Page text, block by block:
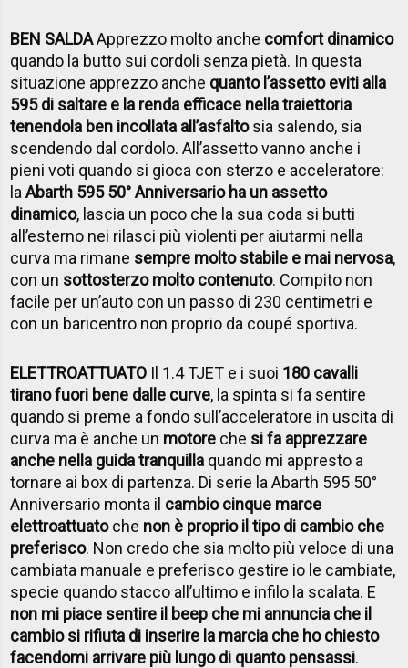
BEN SALDAApprezzo molto anche comfort dinamico
quando la butto sui cordoli senza pietà. In questa
situazione apprezzo anche quanto l’assetto eviti alla
595 di saltare e la renda efficace nella traiettoria
tenendola ben incollata all’asfaltosia salendo, sia
scendendo dal cordolo. All’assetto vanno anche i
pieni voti quando si gioca con sterzo e acceleratore:
laAbarth 595 50° Anniversario ha un assetto
dinamico, lascia un poco che la sua coda si butti
all’esterno nei rilasci più violenti per aiutarmi nella
curva ma rimane sempre molto stabile e mai nervosa,
con un sottosterzo molto contenuto. Compito non
facile per un’auto con un passo di 230 centimetri e
con un baricentro non proprio da coupé sportiva.
ELETTROATTUATO Il 1.4 TJET e i suoi 180 cavalli
tirano fuori bene dalle curve, la spinta si fa sentire
quando si preme a fondo sull’acceleratore in uscita di
curva ma è anche un motore che si fa apprezzare
anche nella guida tranquilla quando mi appresto a
tornare ai box di partenza. Di serie la Abarth 595 50°
Anniversario monta il cambio cinque marce
elettroattuatoche non è proprio il tipo di cambio che
preferisco. Non credo che sia molto più veloce di una
cambiata manuale e preferisco gestire io le cambiate,
specie quando stacco all’ultimo e infilo la scalata. E
non mi piace sentire il beep che mi annuncia che il
cambio si rifiuta di inserire la marcia che ho chiesto
facendomi arrivare più lungo di quanto pensassi.